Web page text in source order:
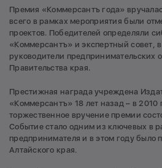
Премия «Коммерсантъ года»
всего в рамках мероприятия были
проектов. Победителей определяли
«Коммерсантъ» и экспертный совет,
руководители предпринимательских
Правительства края.
Престижная награда учреждена
«Коммерсантъ» 18 лет назад – в 2010
торжественное вручение премии
Событие стало одним из ключевых в
предпринимателя и в этом году было
Алтайского края.